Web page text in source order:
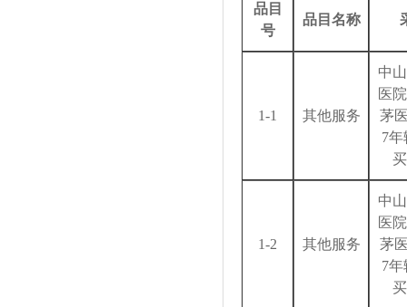
品目
号
品目名称
1-1 其他服务
中
医
茅
7
1-2 其他服务
中
医
茅
7